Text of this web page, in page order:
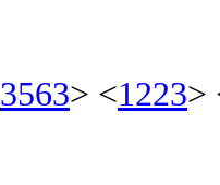
3563> <1223>